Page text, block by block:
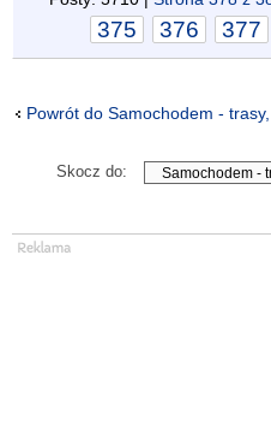
375 376 377
Powrót do Samochodem -
Skocz do: